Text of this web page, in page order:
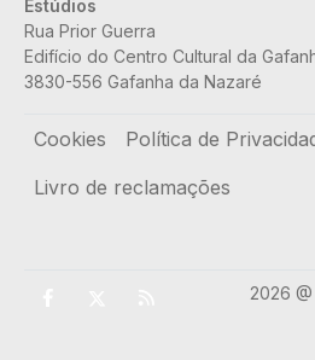
Estúdios
Rua Prior Guerra
Edifício do Centro Cultural da
3830-556 Gafanha da Nazaré
Rodapé
Cookies
Política de
Livro de reclamações
2026